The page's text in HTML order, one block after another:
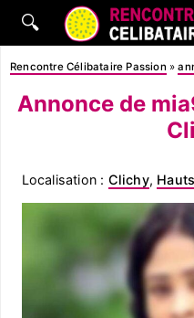
🔍
Rencontre Célibataire Passion »
Annonce de
Localisation : Clichy,